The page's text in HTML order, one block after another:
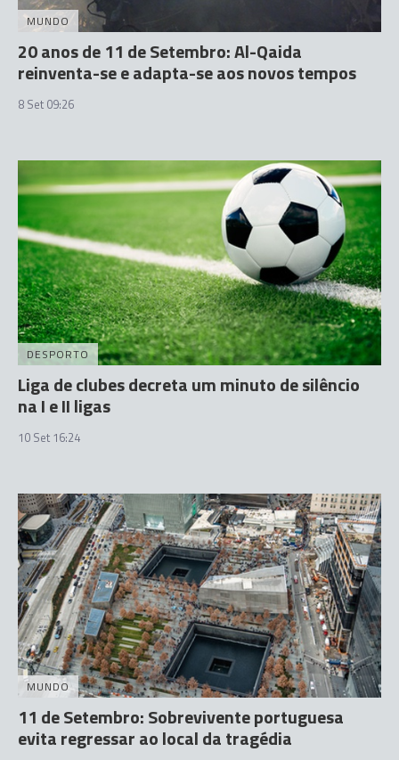
MUNDO
20 anos de 11 de Setembro: Al-Qaida
reinventa-se e adapta-se aos novos tempos
8 Set 09:26
DESPORTO
Liga de clubes decreta um minuto de silêncio
na I e II ligas
10 Set 16:24
MUNDO
11 de Setembro: Sobrevivente portuguesa
evita regressar ao local da tragédia